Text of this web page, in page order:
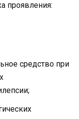
проявления:
средство при